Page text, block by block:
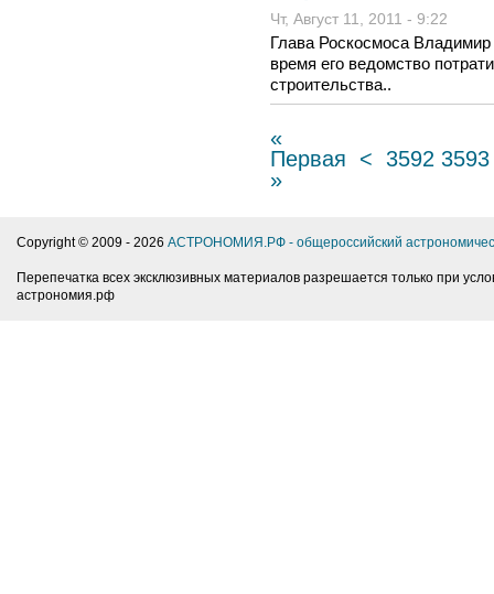
Чт, Август 11, 2011 - 9:22
Глава Роскосмоса
время его ведомство
строительства..
«
Первая
< 3592 3593
»
Copyright © 2009 - 2026 АСТРОНОМИЯ.РФ - общероссийский
Перепечатка всех эксклюзивных материалов разрешается только при
астрономия.рф